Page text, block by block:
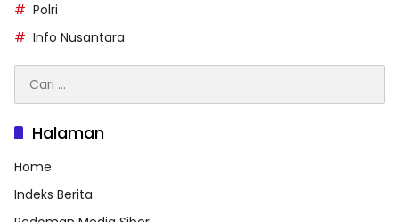
Polri
Info Nusantara
untuk:
Halaman
Home
Indeks Berita